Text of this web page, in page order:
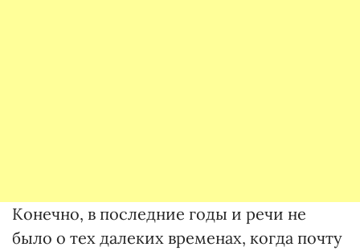
Конечно, в последние годы и речи не
было о тех далеких временах, когда почту